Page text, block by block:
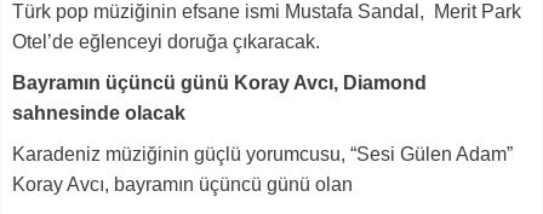
Türk pop müziğinin efsane ismi Mustafa Sandal, Merit Park
Otel’de eğlenceyi doruğa çıkaracak.
Bayramın üçüncü günü Koray Avcı, Diamond
sahnesinde olacak
Karadeniz müziğinin güçlü yorumcusu, “Sesi Gülen Adam”
Koray Avcı, bayramın üçüncü günü olan